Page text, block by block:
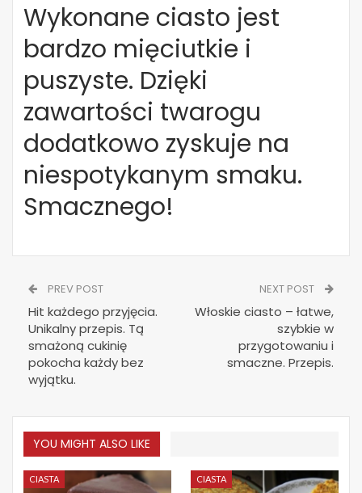
Wykonane ciasto jest
bardzo mięciutkie i
puszyste. Dzięki
zawartości twarogu
dodatkowo zyskuje na
niespotykanym smaku.
Smacznego!
PREV POST
Hit każdego przyjęcia.
Unikalny przepis. Tą
smażoną cukinię
pokocha każdy bez
wyjątku.
NEXT POST
Włoskie ciasto – łatwe,
szybkie w
przygotowaniu i
smaczne. Przepis.
YOU MIGHT ALSO LIKE
CIASTA CIASTA